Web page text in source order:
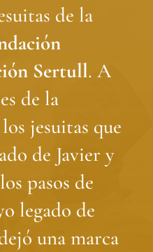
de la
Sertull. A
de la
jesuitas que
de Javier y
pasos de
legado de
una marca